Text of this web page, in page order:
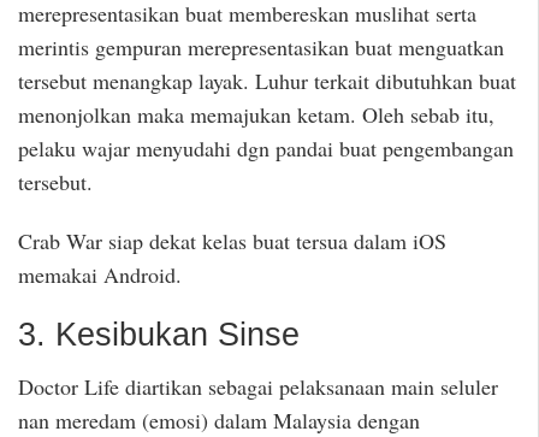
merepresentasikan buat membereskan muslihat serta
merintis gempuran merepresentasikan buat menguatkan
tersebut menangkap layak. Luhur terkait dibutuhkan buat
menonjolkan maka memajukan ketam. Oleh sebab itu,
pelaku wajar menyudahi dgn pandai buat pengembangan
tersebut.
Crab War siap dekat kelas buat tersua dalam iOS
memakai Android.
3. Kesibukan Sinse
Doctor Life diartikan sebagai pelaksanaan main seluler
nan meredam (emosi) dalam Malaysia dengan